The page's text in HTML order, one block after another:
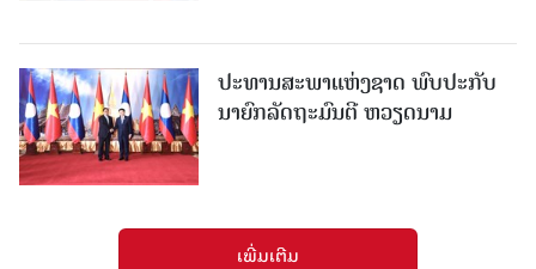
ປະທານສະພາແຫ່ງຊາດ ພົບປະກັບ
ນາຍົກລັດຖະມົນຕີ ຫວຽດນາມ
ເພີ່ມເຕີມ